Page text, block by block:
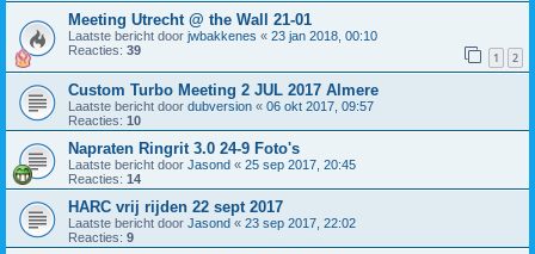
Meeting Utrecht @ the Wall 21-01
Laatste bericht door jwbakkenes « 23 jan 2018, 00:10
Reacties: 39 1 2
Custom Turbo Meeting 2 JUL 2017 Almere
Laatste bericht door dubversion « 06 okt 2017, 09:57
Reacties: 10
Napraten Ringrit 3.0 24-9 Foto's
Laatste bericht door Jasond « 25 sep 2017, 20:45
Reacties: 14
HARC vrij rijden 22 sept 2017
Laatste bericht door Jasond « 23 sep 2017, 22:02
Reacties: 9